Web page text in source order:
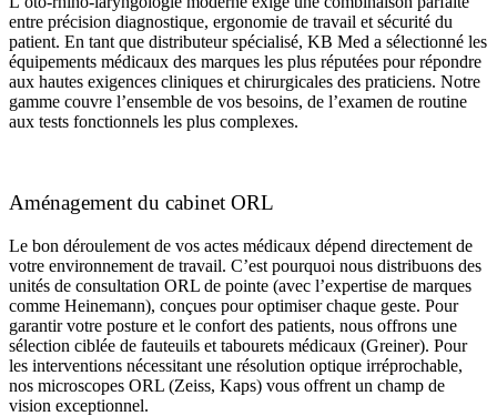
entre précision diagnostique, ergonomie de travail et sécurité du
patient. En tant que distributeur spécialisé, KB Med a sélectionné les
équipements médicaux des marques les plus réputées pour répondre
aux hautes exigences cliniques et chirurgicales des praticiens. Notre
gamme couvre l’ensemble de vos besoins, de l’examen de routine
aux tests fonctionnels les plus complexes.
Aménagement du cabinet ORL
Le bon déroulement de vos actes médicaux dépend directement de
votre environnement de travail. C’est pourquoi nous distribuons des
unités de consultation ORL de pointe (avec l’expertise de marques
comme Heinemann), conçues pour optimiser chaque geste. Pour
garantir votre posture et le confort des patients, nous offrons une
sélection ciblée de fauteuils et tabourets médicaux (Greiner). Pour
les interventions nécessitant une résolution optique irréprochable,
nos microscopes ORL (Zeiss, Kaps) vous offrent un champ de
vision exceptionnel.